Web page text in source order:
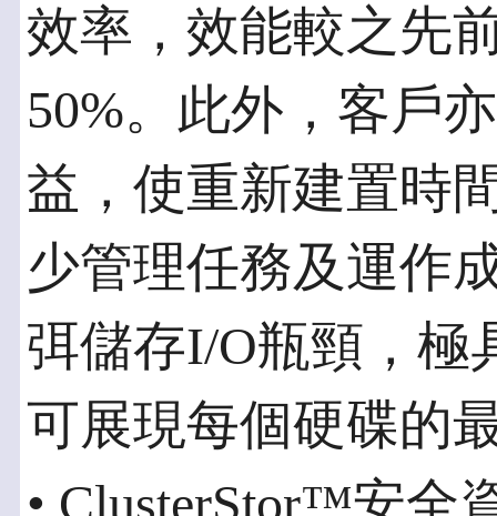
效率，效能較之先
50%。此外，客戶
益，使重新建置時
少管理任務及運作
弭儲存I/O瓶頸，極
可展現每個硬碟的
• ClusterStor™安全